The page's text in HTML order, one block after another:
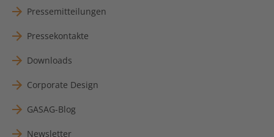
Pressemitteilungen
Pressekontakte
Downloads
Corporate Design
GASAG-Blog
Newsletter